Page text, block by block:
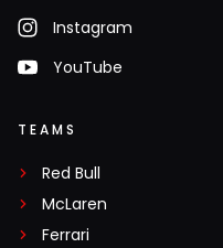
Instagram
YouTube
TEAMS
Red Bull
McLaren
Ferrari